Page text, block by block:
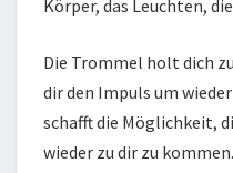
Körper, das Leuchten,
Die Trommel holt dich
dir den Impuls um
schafft die Möglichkeit,
wieder zu dir zu kommen.